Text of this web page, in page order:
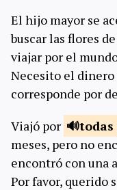
El hijo mayor se
buscar las flores
viajar por el
Necesito el dinero
corresponde por
Viajó por
todas
meses, pero no
encontró con una
Por favor, querido